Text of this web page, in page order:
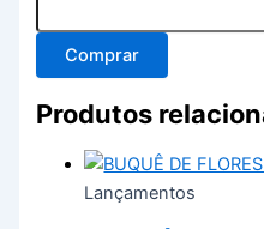
Comprar
Produtos
Lançamentos